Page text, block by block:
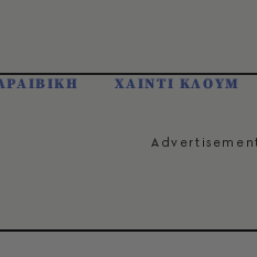
ΧΑΙΝΤΙ ΚΛΟΥΜ